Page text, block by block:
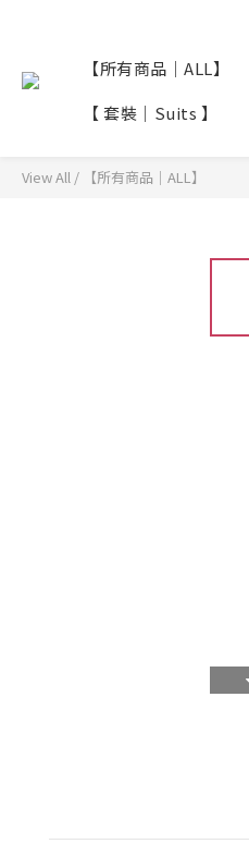
【所有商品｜ALL】
【 套裝｜Suits 】
View All / 【所有商品｜ALL】